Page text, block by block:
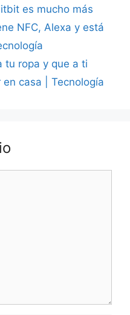
es mucho más
NFC, Alexa y está
tu ropa y que a ti
casa | Tecnología